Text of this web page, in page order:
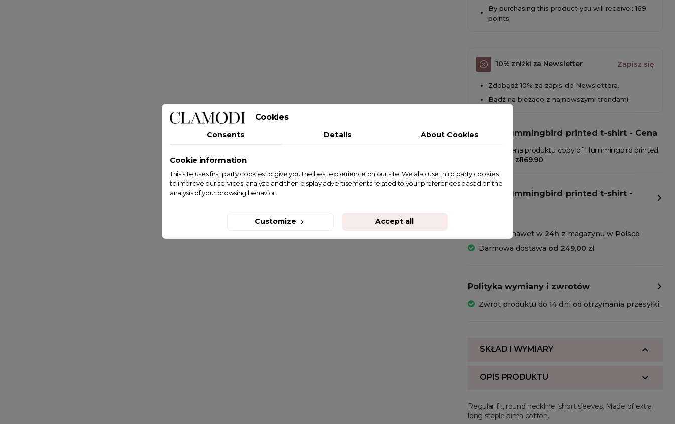
By purchasing this product you will receive : 169
points
10% zniżki za Newsletter Zapisz się
Zdobądź 10% za zapis do Newslettera.
Bądź na bieżąco z najnowszymi trendami
copy of Hummingbird printed t-shirt - Cena
W Clamodi cena produktu copy of Hummingbird printed
zł169.90
copy of Hummingbird printed t-shirt -
Wysyłka nawet w 24h z magazynu w Polsce
Darmowa dostawa od 249,00 zł
Polityka wymiany i zwrotów
Zwrot produktu do 14 dni od otrzymania przesyłki.
SKŁAD I WYMIARY
OPIS PRODUKTU
Regular fit, round neckline, short sleeves. Made of extra
long staple pima cotton.
Cookies
Consents Details About Cookies
Cookie information
This site uses first party cookies to give you the best experience on our site. We also use third party cookies
to improve our services, analyze and then display advertisements related to your preferences based on the
analysis of your browsing behavior.
Customize Accept all